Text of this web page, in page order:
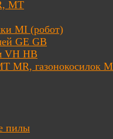
MT
MI (робот)
GE GB
VH HB
MR, газонокосилок
пилы